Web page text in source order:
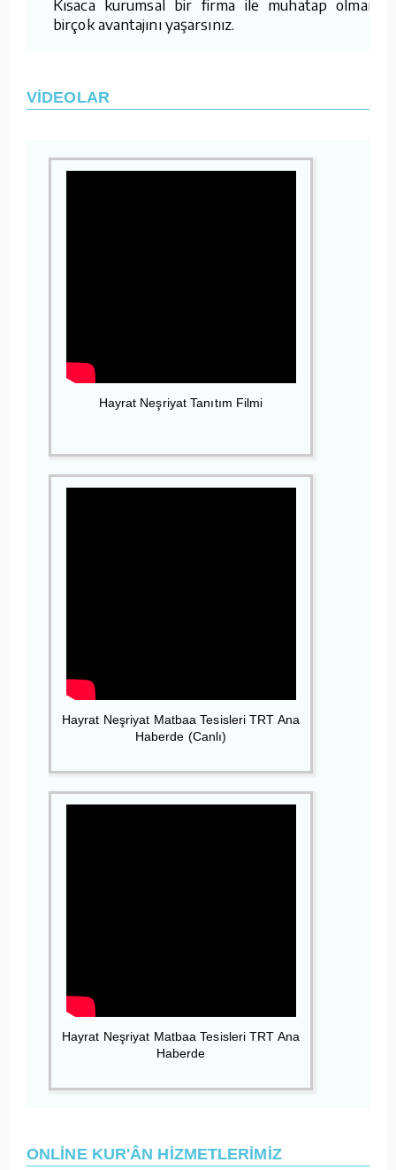
Kısaca kurumsal bir firma ile muhatap olmanın
birçok avantajını yaşarsınız.
VİDEOLAR
Hayrat Neşriyat Tanıtım Filmi
Hayrat Neşriyat Matbaa Tesisleri TRT Ana
Haberde (Canlı)
Hayrat Neşriyat Matbaa Tesisleri TRT Ana
Haberde
ONLİNE KUR'ÂN HİZMETLERİMİZ